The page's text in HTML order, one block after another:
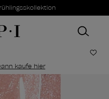
Zur
kaufe hier